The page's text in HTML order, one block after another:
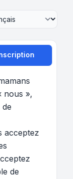
nous »,
acceptez
de